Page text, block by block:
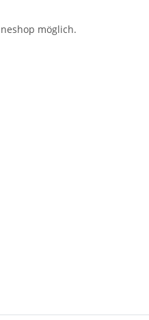
möglich.